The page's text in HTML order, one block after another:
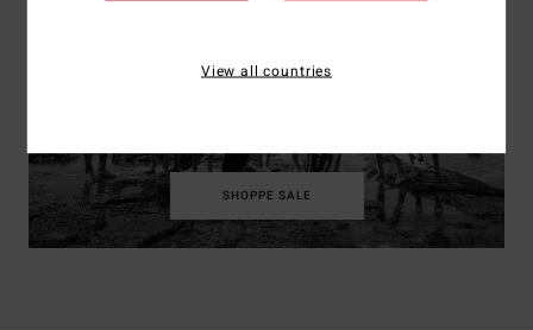
JUNGEN
SHOPPE SALE
View all countries